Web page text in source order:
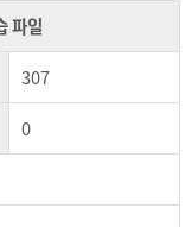
파일
307
0